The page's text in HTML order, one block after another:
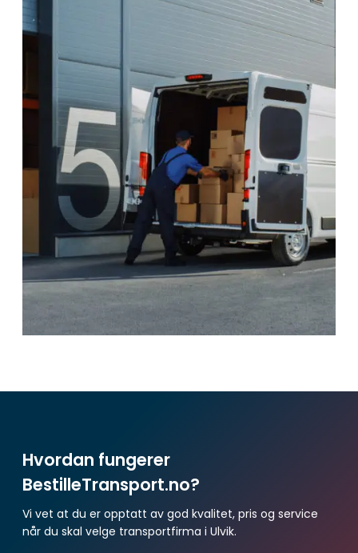
Hvordan fungerer
BestilleTransport.no?
Vi vet at du er opptatt av god kvalitet, pris og service
når du skal velge transportfirma i Ulvik.